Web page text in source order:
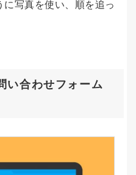
写真を使い、順を追っ
合わせフォーム